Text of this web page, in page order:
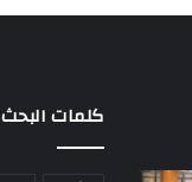
كلمات البحث